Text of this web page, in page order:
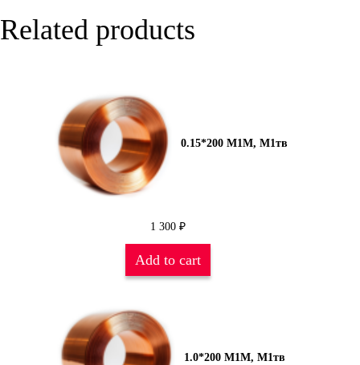
Related products
0.15*200 М1М, М1тв
1 300 ₽
Add to cart
1.0*200 М1М, М1тв